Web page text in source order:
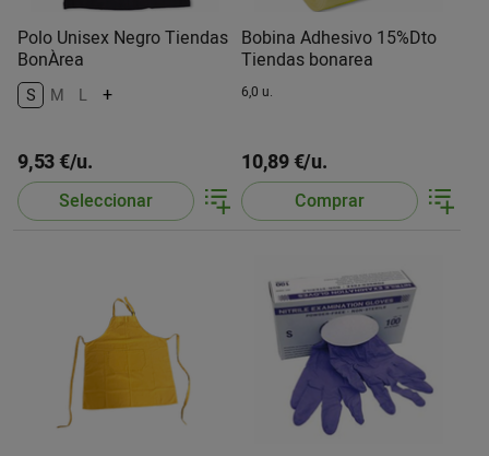
Polo Unisex Negro Tiendas
BonÀrea
S M L +
9,53 €/u.
Seleccionar
Bobina Adhesivo 15%Dto
Tiendas bonarea
6,0 u.
10,89 €/u.
Comprar